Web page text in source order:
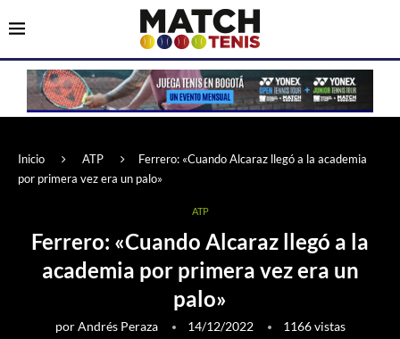
Inicio ATP
Ferrero: «Cuando Alcaraz llegó a la academia
por primera vez era un palo»
ATP
Ferrero: «Cuando Alcaraz llegó a la
academia por primera vez era un
palo»
porAndrés Peraza 14/12/2022 1166vistas